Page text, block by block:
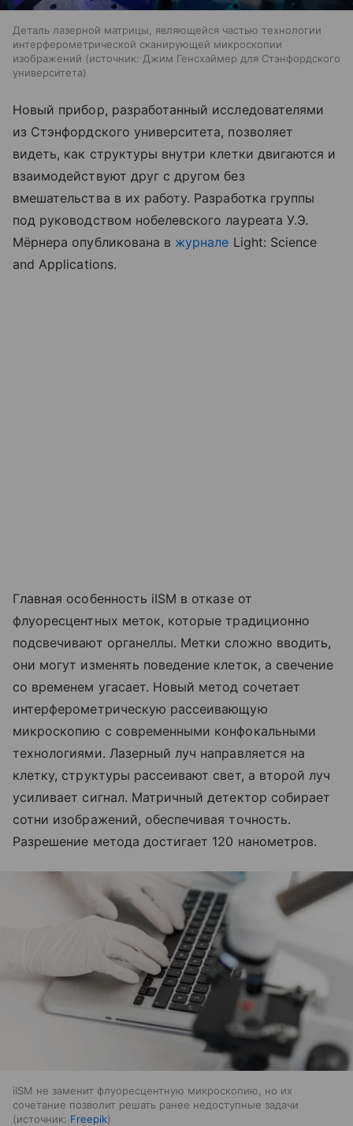
Деталь лазерной матрицы, являющейся частью технологии
интерферометрической сканирующей микроскопии
изображений
источник: Джим Генсхаймер для Стэнфордского
университета
Новый прибор, разработанный исследователями
из Стэнфордского университета, позволяет
видеть, как структуры внутри клетки двигаются и
взаимодействуют друг с другом без
вмешательства в их работу. Разработка группы
под руководством нобелевского лауреата У.Э.
Мёрнера опубликована в журнале Light: Science
and Applications.
Главная особенность iISM в отказе от
флуоресцентных меток, которые традиционно
подсвечивают органеллы. Метки сложно вводить,
они могут изменять поведение клеток, а свечение
со временем угасает. Новый метод сочетает
интерферометрическую рассеивающую
микроскопию с современными конфокальными
технологиями. Лазерный луч направляется на
клетку, структуры рассеивают свет, а второй луч
усиливает сигнал. Матричный детектор собирает
сотни изображений, обеспечивая точность.
Разрешение метода достигает 120 нанометров.
iISM не заменит флуоресцентную микроскопию, но их
сочетание позволит решать ранее недоступные задачи
источник: Freepik